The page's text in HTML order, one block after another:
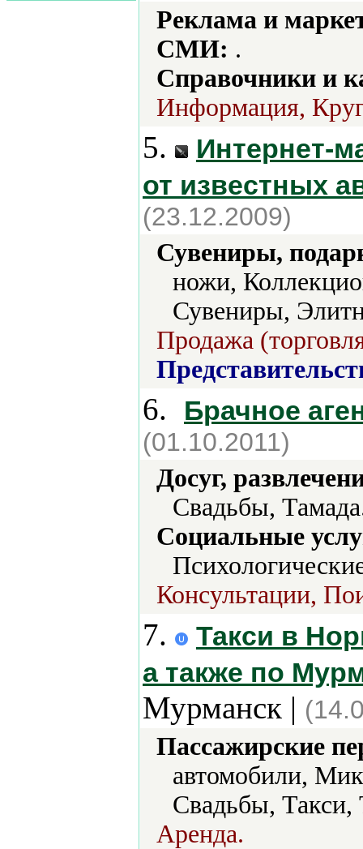
Реклама и
СМИ: .
Справочники и
Информация,
5.
Интернет-
от известных
(23.12.2009)
Сувениры,
ножи,
Сувениры,
Продажа
6. Брачное
(01.10.2011)
Досуг,
Свадьбы,
Социальные
Консультации,
7.
Такси в
а также по
Мурманск |
Пассажирские
автомобили,
Свадьбы, Такси,
Аренда.